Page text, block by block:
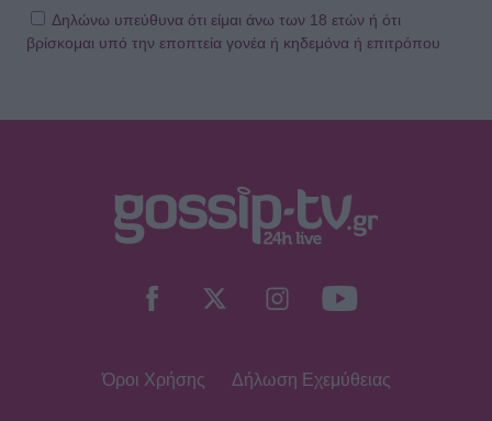
Δηλώνω υπεύθυνα ότι είμαι άνω των 18 ετών ή ότι
βρίσκομαι υπό την εποπτεία γονέα ή κηδεμόνα ή επιτρόπου
Όροι Χρήσης Δήλωση Εχεμύθειας